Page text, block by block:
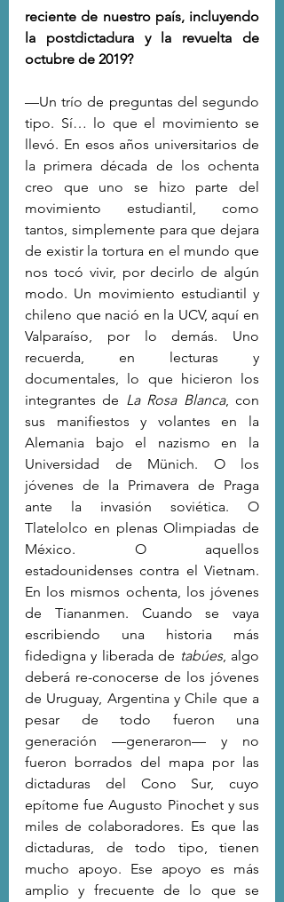
reciente de nuestro país, incluyendo
la postdictadura y la revuelta de
octubre de 2019?
—Un trío de preguntas del segundo
tipo. Sí… lo que el movimiento se
llevó. En esos años universitarios de
la primera década de los ochenta
creo que uno se hizo parte del
movimiento estudiantil, como
tantos, simplemente para que dejara
de existir la tortura en el mundo que
nos tocó vivir, por decirlo de algún
modo. Un movimiento estudiantil y
chileno que nació en la UCV, aquí en
Valparaíso, por lo demás. Uno
recuerda, en lecturas y
documentales, lo que hicieron los
integrantes de La Rosa Blanca, con
sus manifiestos y volantes en la
Alemania bajo el nazismo en la
Universidad de Münich. O los
jóvenes de la Primavera de Praga
ante la invasión soviética. O
Tlatelolco en plenas Olimpiadas de
México. O aquellos
estadounidenses contra el Vietnam.
En los mismos ochenta, los jóvenes
de Tiananmen. Cuando se vaya
escribiendo una historia más
fidedigna y liberada de tabúes, algo
deberá re-conocerse de los jóvenes
de Uruguay, Argentina y Chile que a
pesar de todo fueron una
generación —generaron— y no
fueron borrados del mapa por las
dictaduras del Cono Sur, cuyo
epítome fue Augusto Pinochet y sus
miles de colaboradores. Es que las
dictaduras, de todo tipo, tienen
mucho apoyo. Ese apoyo es más
amplio y frecuente de lo que se